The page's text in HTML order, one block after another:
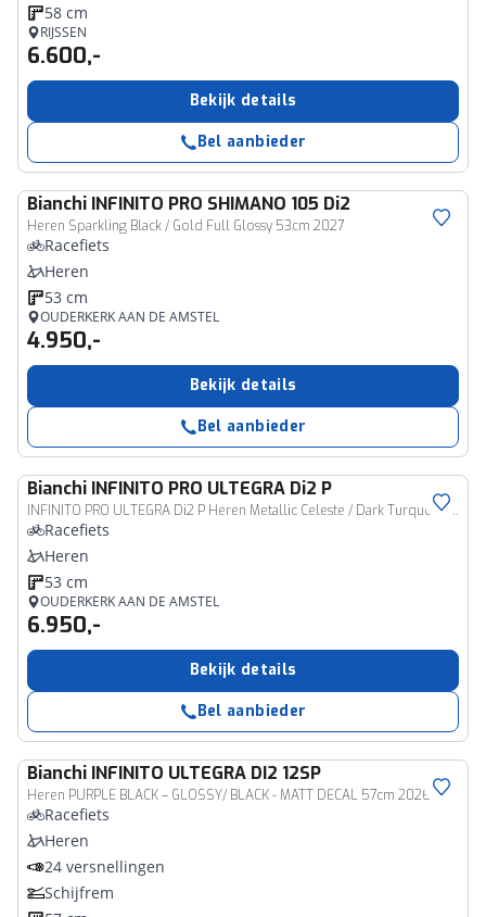
58 cm
RIJSSEN
6.600,-
Bekijk details
Bel aanbieder
Bianchi INFINITO PRO SHIMANO 105 Di2
Heren Sparkling Black / Gold Full Glossy 53cm 2027
Racefiets
Heren
53 cm
OUDERKERK AAN DE AMSTEL
4.950,-
Bekijk details
Bel aanbieder
Bianchi INFINITO PRO ULTEGRA Di2 P
INFINITO PRO ULTEGRA Di2 P Heren Metallic Celeste / Dark Turquoise - CK16 Full Glos 53cm 2027
Racefiets
Heren
53 cm
OUDERKERK AAN DE AMSTEL
6.950,-
Bekijk details
Bel aanbieder
Bianchi INFINITO ULTEGRA DI2 12SP
Heren PURPLE BLACK – GLOSSY/ BLACK - MATT DECAL 57cm 2026
Racefiets
Heren
24 versnellingen
Schijfrem